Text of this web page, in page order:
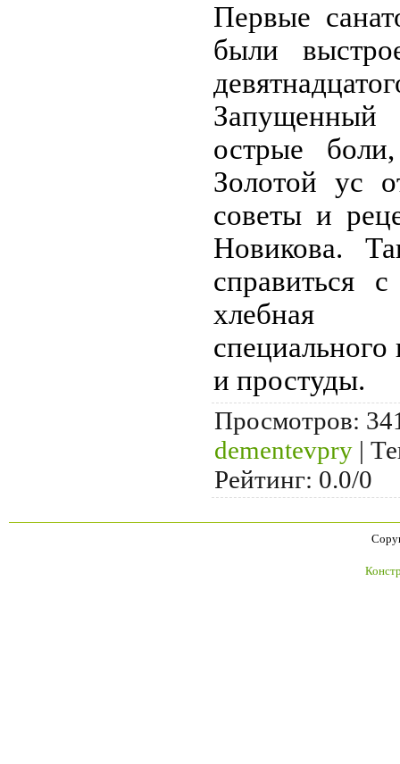
Первые
были
острые
Золотой ус
советы и
Новикова.
справиться
хлебная
специального
и простуды.
Просмотров:
dementevpry |
Рейтинг: 0.0/0